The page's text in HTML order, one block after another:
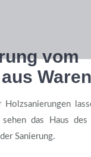
vom
das Haus
Sanierung.